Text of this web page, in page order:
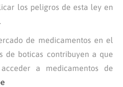
los peligros de esta ley en
de medicamentos en el
de boticas contribuyen a que
a medicamentos de